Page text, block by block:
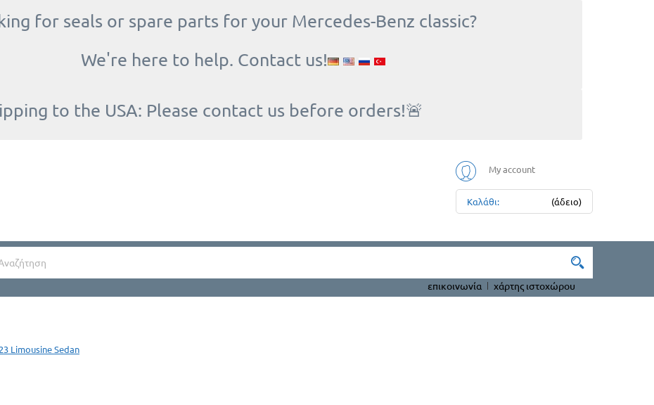
for seals or spare parts for your Mercedes-Benz classic?
We're here to help. Contact us!
to the USA: Please contact us before orders!🚨
My account
Καλάθι: (άδειο)
επικοινωνία χάρτης ιστοχώρου
Limousine Sedan